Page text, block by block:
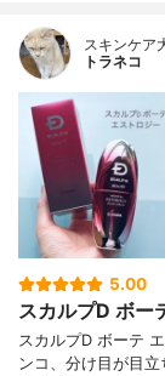
スキンケア
トラネコ
5.00
スカルプD ボー
スカルプD ボーテ
ンコ、分け目が目